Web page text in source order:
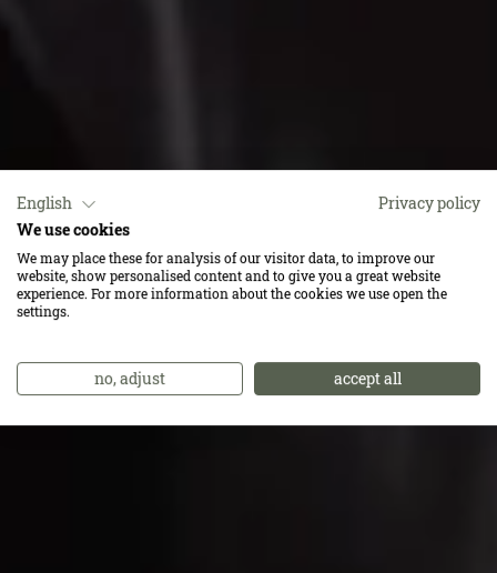
English
Privacy policy
We use cookies
We may place these for analysis of our visitor data, to improve our
website, show personalised content and to give you a great website
experience. For more information about the cookies we use open the
settings.
no, adjust accept all